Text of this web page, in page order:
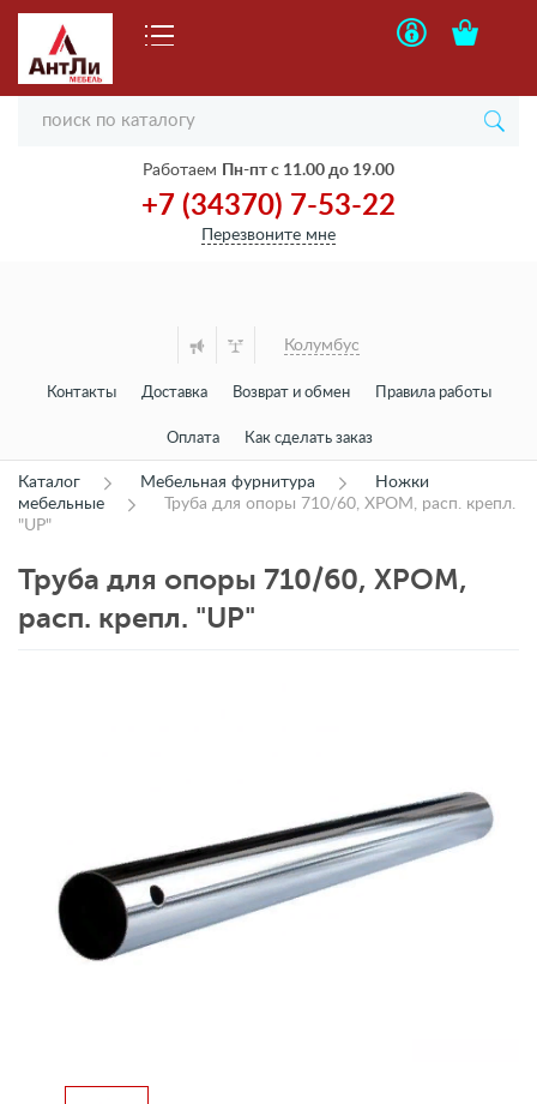
Работаем Пн-пт с 11.00 до 19.00
+7 (34370) 7-53-22
Перезвоните мне
Колумбус
Контакты Доставка Возврат и обмен Правила работы
Оплата Как сделать заказ
Каталог Мебельная фурнитура
Ножки
мебельные
Труба для опоры 710/60, ХРОМ, расп. крепл.
"UP"
Труба для опоры 710/60, ХРОМ,
расп. крепл. "UP"